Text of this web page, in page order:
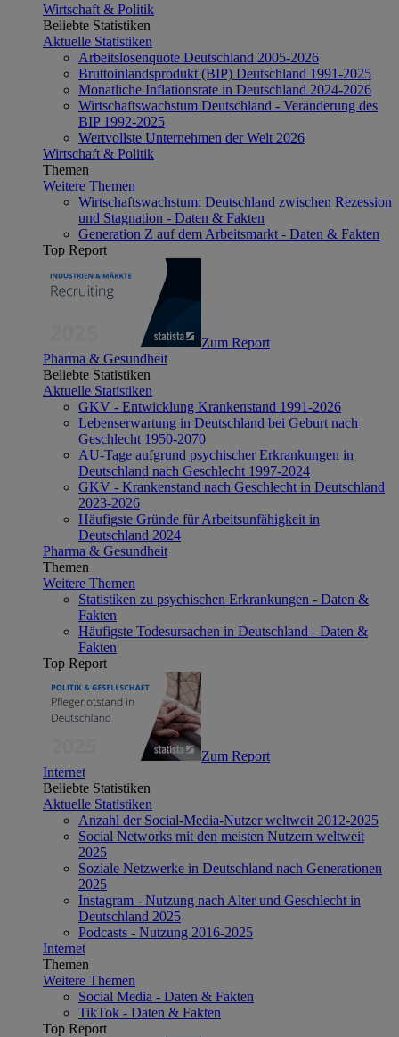
Wirtschaft & Politik
Beliebte Statistiken
Aktuelle Statistiken
Arbeitslosenquote Deutschland 2005-2026
Bruttoinlandsprodukt (BIP) Deutschland 1991-2025
Monatliche Inflationsrate in Deutschland 2024-2026
Wirtschaftswachstum Deutschland - Veränderung des
BIP 1992-2025
Wertvollste Unternehmen der Welt 2026
Wirtschaft & Politik
Themen
Weitere Themen
Wirtschaftswachstum: Deutschland zwischen Rezession
und Stagnation - Daten & Fakten
Generation Z auf dem Arbeitsmarkt - Daten & Fakten
Top Report
Zum Report
Pharma & Gesundheit
Beliebte Statistiken
Aktuelle Statistiken
GKV - Entwicklung Krankenstand 1991-2026
Lebenserwartung in Deutschland bei Geburt nach
Geschlecht 1950-2070
AU-Tage aufgrund psychischer Erkrankungen in
Deutschland nach Geschlecht 1997-2024
GKV - Krankenstand nach Geschlecht in Deutschland
2023-2026
Häufigste Gründe für Arbeitsunfähigkeit in
Deutschland 2024
Pharma & Gesundheit
Themen
Weitere Themen
Statistiken zu psychischen Erkrankungen - Daten &
Fakten
Häufigste Todesursachen in Deutschland - Daten &
Fakten
Top Report
Zum Report
Internet
Beliebte Statistiken
Aktuelle Statistiken
Anzahl der Social-Media-Nutzer weltweit 2012-2025
Social Networks mit den meisten Nutzern weltweit
2025
Soziale Netzwerke in Deutschland nach Generationen
2025
Instagram - Nutzung nach Alter und Geschlecht in
Deutschland 2025
Podcasts - Nutzung 2016-2025
Internet
Themen
Weitere Themen
Social Media - Daten & Fakten
TikTok - Daten & Fakten
Top Report